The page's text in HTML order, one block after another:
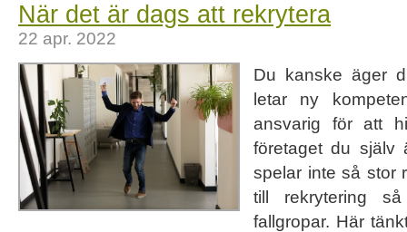
När det är dags att rekrytera
22 apr. 2022
Du kanske äger
letar ny
ansvarig för att
företaget du själv
spelar inte så stor
till rekrytering
fallgropar. Här